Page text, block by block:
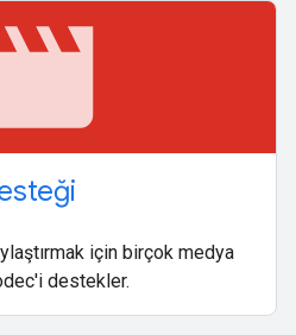
için birçok medya
destekler.